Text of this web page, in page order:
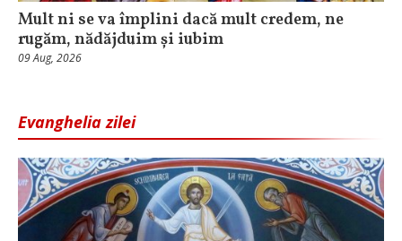
Mult ni se va împlini dacă mult credem, ne
rugăm, nădăjduim și iubim
09 Aug, 2026
Evanghelia zilei